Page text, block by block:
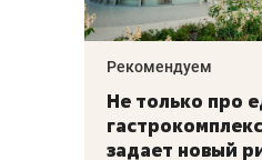
Рекомендуем
Не только про
задает новый